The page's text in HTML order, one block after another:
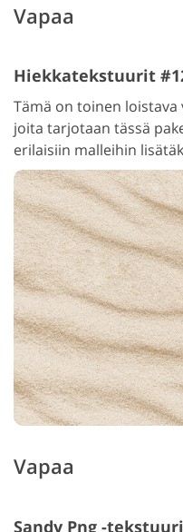
Vapaa
Hiekkatekstuurit
Tämä on toinen
joita tarjotaan tässä
erilaisiin malleihin
Vapaa
Sandy Png -